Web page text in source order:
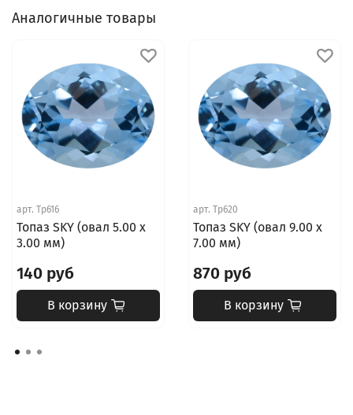
Аналогичные товары
арт. Tp616
Топаз SKY (овал 5.00 х
3.00 мм)
140 руб
В корзину
арт. Tp620
Топаз SKY (овал 9.00 х
7.00 мм)
870 руб
В корзину